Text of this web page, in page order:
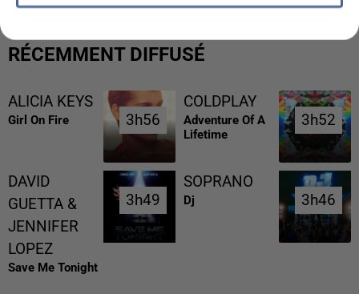
RÉCEMMENT DIFFUSÉ
ALICIA KEYS
Girl On Fire 3h56
3h56
COLDPLAY
Adventure Of A
Lifetime
3h52
3h52
DAVID
GUETTA &
JENNIFER
LOPEZ
Save Me Tonight
3h49
3h49
SOPRANO
Dj 3h46
3h46